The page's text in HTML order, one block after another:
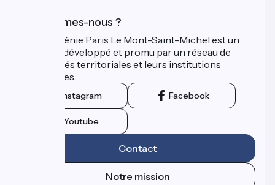
Qui sommes-nous ?
La Véloscénie Paris Le Mont-Saint-Michel est un
itinéraire développé et promu par un réseau de
collectivités territoriales et leurs institutions
touristiques.
Instagram Facebook
Youtube
Contact
Notre mission